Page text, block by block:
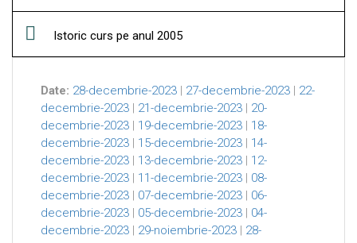
Istoric curs pe anul 2005
Date: 28-decembrie-2023 | 27-decembrie-2023 | 22-
decembrie-2023 | 21-decembrie-2023 | 20-
decembrie-2023 | 19-decembrie-2023 | 18-
decembrie-2023 | 15-decembrie-2023 | 14-
decembrie-2023 | 13-decembrie-2023 | 12-
decembrie-2023 | 11-decembrie-2023 | 08-
decembrie-2023 | 07-decembrie-2023 | 06-
decembrie-2023 | 05-decembrie-2023 | 04-
decembrie-2023 | 29-noiembrie-2023 | 28-